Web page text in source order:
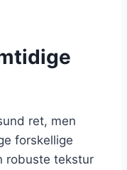
ret, men
forskellige
robuste tekstur